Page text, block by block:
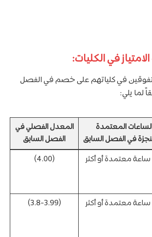
في كلياتهم على خصم في الفصل
لما يلي:
المعتمدة
في الفصل السابق
المعدل الفصلي في
الفصل السابق
(4.00)
(3.8-3.99)